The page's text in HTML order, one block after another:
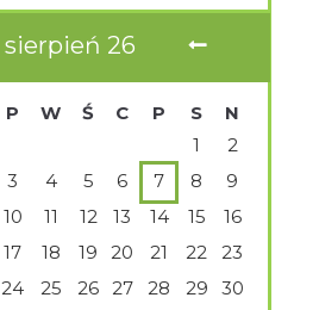
sierpień 26
P W Ś C P S
N
1
2
3
4 5 6 7 8
9
10
11 12 13 14 15
16
17
18 19 20 21 22
23
24
25 26 27 28 29
30